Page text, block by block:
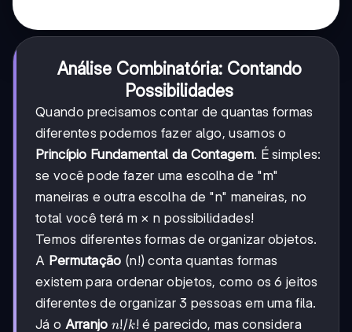
Análise Combinatória: Contando
Possibilidades
Quando precisamos contar de quantas formas
diferentes podemos fazer algo, usamos o
Princípio Fundamental da Contagem. É simples:
se você pode fazer uma escolha de "m"
maneiras e outra escolha de "n" maneiras, no
total você terá m × n possibilidades!
Temos diferentes formas de organizar objetos.
A Permutação (n!) conta quantas formas
existem para ordenar objetos, como os 6 jeitos
diferentes de organizar 3 pessoas em uma fila.
Já o Arranjo n!/k!
n!/k! é parecido, mas considera